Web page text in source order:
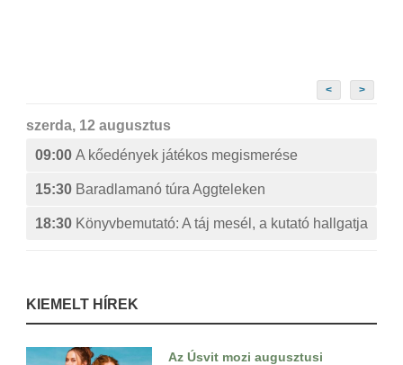
< >
szerda, 12 augusztus
09:00 A kőedények játékos megismerése
15:30 Baradlamanó túra Aggteleken
18:30 Könyvbemutató: A táj mesél, a kutató hallgatja
KIEMELT HÍREK
Az Úsvit mozi augusztusi